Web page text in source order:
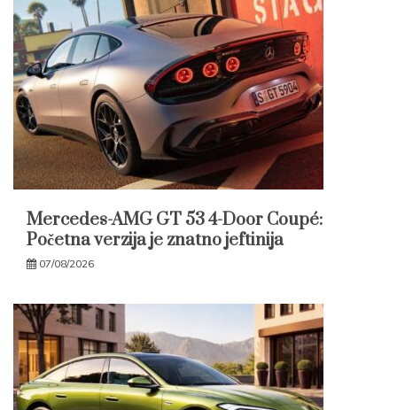
Mercedes-AMG GT 53 4-Door Coupé:
Početna verzija je znatno jeftinija
07/08/2026